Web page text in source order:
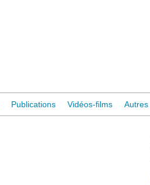
Publications Vidéos-films Autres